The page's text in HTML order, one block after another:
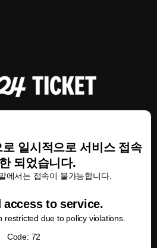
일시적으로 서비스 접속
되었습니다.
에서는 접속이 불가능합니다.
access to service.
restricted due to policy violations.
Code: 72